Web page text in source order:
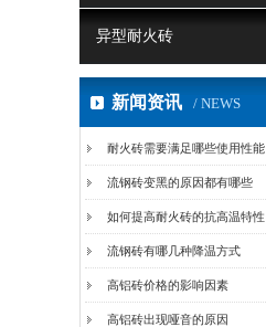
异型耐火砖
新闻资讯 / NEWS
耐火砖需要满足哪些使用性能
流钢砖变黑的原因都有哪些
如何提高耐火砖的抗高温特性
流钢砖有哪几种降温方式
高铝砖价格的影响因素
高铝砖出现哑音的原因